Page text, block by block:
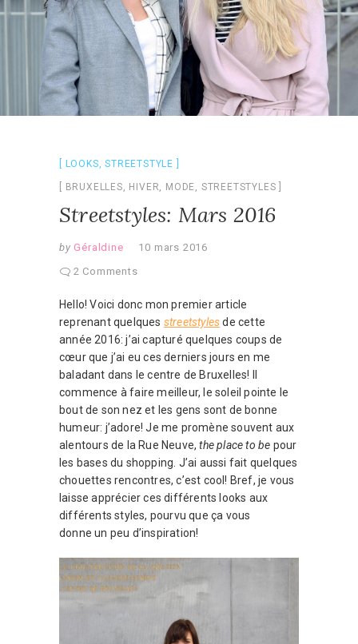
LOOKS ,STREETSTYLE
BRUXELLES HIVER MODE STREETSTYLES
Streetstyles: Mars 2016
by Géraldine
10 mars 2016
2 Comments
Hello! Voici donc mon premier article
reprenant quelques streetstylesde cette
année 2016: j’ai capturé quelques coups de
cœur que j’ai eu ces derniers jours en me
baladant dans le centre de Bruxelles! Il
commence à faire meilleur, le soleil pointe le
bout de son nez et les gens sont de bonne
humeur: j’adore!Je me promène souvent aux
alentours de la Rue Neuve,the place to be pour
les bases du shopping. J’ai aussi fait quelques
chouettes rencontres, c’est cool! Bref, je vous
laisse apprécier ces différents looks aux
différents styles, pourvu que ça vous
donne un peu d’inspiration!